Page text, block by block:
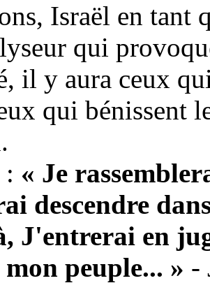
Israël en tant
qui
il y aura ceux
qui bénissent
« Je
descendre
J'entrerai en
peuple... » -